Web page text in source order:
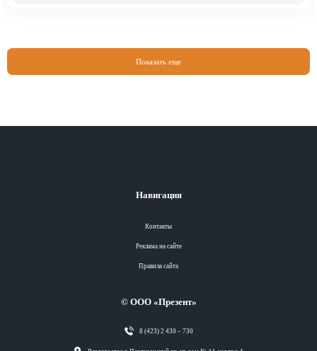
Показать еще
Навигация
Контакты
Реклама на сайте
Правила сайта
© ООО «Презент»
8 (423) 2 430 – 730